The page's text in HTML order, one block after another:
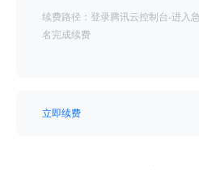
续费路径：登录腾讯云控制台-进入
名完成续费
立即续费